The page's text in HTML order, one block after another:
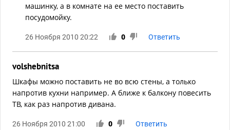
машинку, а в комнате на ее место поставить
посудомойку.
26 Ноября 2010 20:22 0 Ответить
volshebnitsa
Шкафы можно поставить не во всю стены, а только
напротив кухни например. А ближе к балкону повесить
ТВ, как раз напротив дивана.
26 Ноября 2010 21:00 0 Ответить